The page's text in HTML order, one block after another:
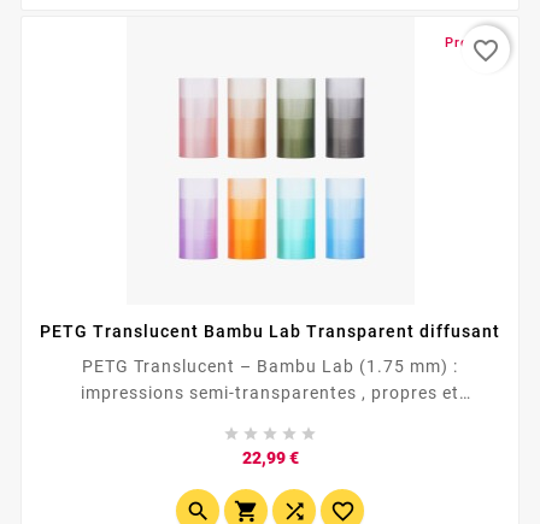
Promo !
PETG Translucent Bambu Lab Transparent diffusant
PETG Translucent – Bambu Lab (1.75 mm) :
impressions semi-transparentes , propres et
dans Bambu Studio (X1/P1/A1). Buse 235–255 °C ·
<div style="font-family:Inter,...
    
22,99 €Prix
   
favorite_border